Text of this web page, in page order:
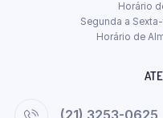
Horário
Segunda a
Horário de
(21) 3253-0625